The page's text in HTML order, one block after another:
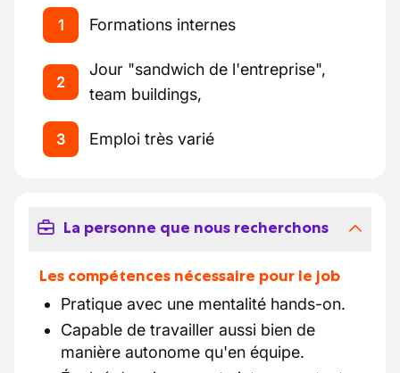
1 Formations internes
2
Jour "sandwich de l'entreprise",
team buildings,
3 Emploi très varié
La personne que nous recherchons
Les compétences nécessaire pour le job
Pratique avec une mentalité hands-on.
Capable de travailler aussi bien de
manière autonome qu'en équipe.